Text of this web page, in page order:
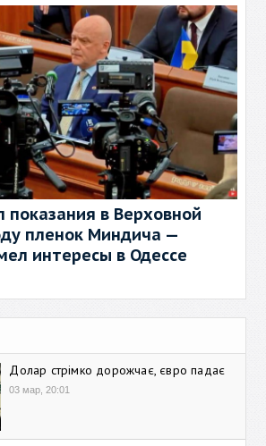
показания в Верховной
пленок Миндича —
интересы в Одессе
Долар стрімко дорожчає, євро падає
03 мар, 20:01